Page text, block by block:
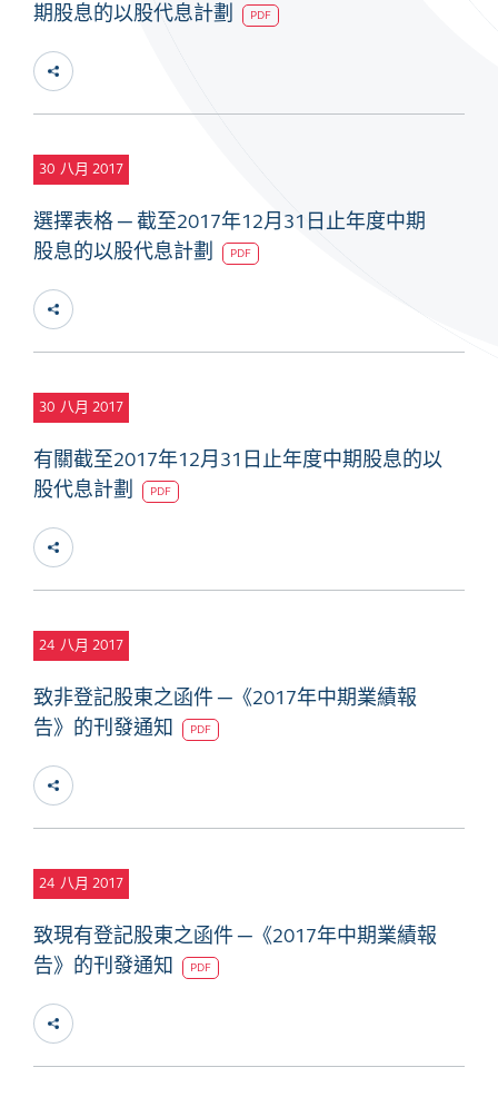
期股息的以股代息計劃
PDF
30 八月 2017
選擇表格 ─ 截至2017年12月31日止年度中期
股息的以股代息計劃
PDF
30 八月 2017
有關截至2017年12月31日止年度中期股息的以
股代息計劃
PDF
24 八月 2017
致非登記股東之函件 ─《2017年中期業績報
告》的刊發通知
PDF
24 八月 2017
致現有登記股東之函件 ─《2017年中期業績報
告》的刊發通知
PDF